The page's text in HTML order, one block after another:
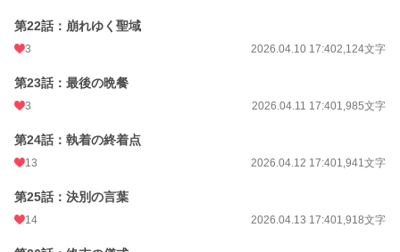
第22話：崩れゆく聖域
3 2026.04.10 17:402,124文字
第23話：最後の晩餐
3 2026.04.11 17:401,985文字
第24話：執着の終着点
13 2026.04.12 17:401,941文字
第25話：決別の言葉
14 2026.04.13 17:401,918文字